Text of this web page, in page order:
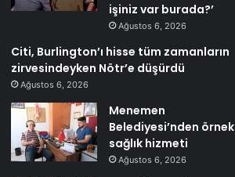
işiniz var burada?’
Ağustos 6, 2026
Citi, Burlington’ı hisse tüm zamanların
zirvesindeyken Nötr’e düşürdü
Ağustos 6, 2026
Menemen
Belediyesi’nden örnek
sağlık hizmeti
Ağustos 6, 2026